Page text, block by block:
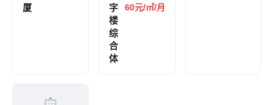
厦
字
楼
综
合
体
60元/㎡/月